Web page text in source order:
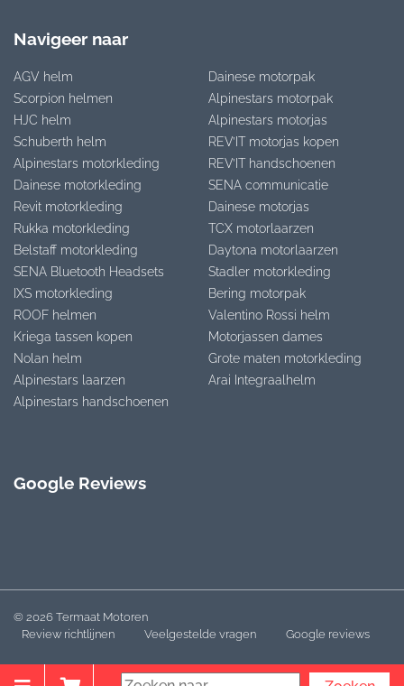
Navigeer naar
AGV helm
Scorpion helmen
HJC helm
Schuberth helm
Alpinestars motorkleding
Dainese motorkleding
Revit motorkleding
Rukka motorkleding
Belstaff motorkleding
SENA Bluetooth Headsets
IXS motorkleding
ROOF helmen
Kriega tassen kopen
Nolan helm
Alpinestars laarzen
Alpinestars handschoenen
Dainese motorpak
Alpinestars motorpak
Alpinestars motorjas
REV’IT motorjas kopen
REV’IT handschoenen
SENA communicatie
Dainese motorjas
TCX motorlaarzen
Daytona motorlaarzen
Stadler motorkleding
Bering motorpak
Valentino Rossi helm
Motorjassen dames
Grote maten motorkleding
Arai Integraalhelm
Google Reviews
© 2026 Termaat Motoren
Review richtlijnen
Veelgestelde vragen Google reviews